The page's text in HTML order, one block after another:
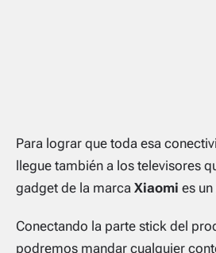
Para lograr que toda esa
llegue también a los televisores
gadget de la marca Xiaomi es
Conectando la parte stick del
podremos mandar cualquier